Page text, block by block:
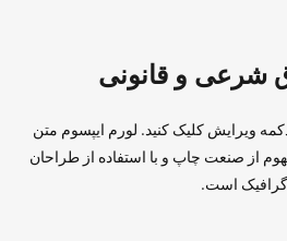
ویرایش کلیک کنید. لورم ایپسوم متن
از صنعت چاپ و با استفاده از طراحان
گرافیک است.